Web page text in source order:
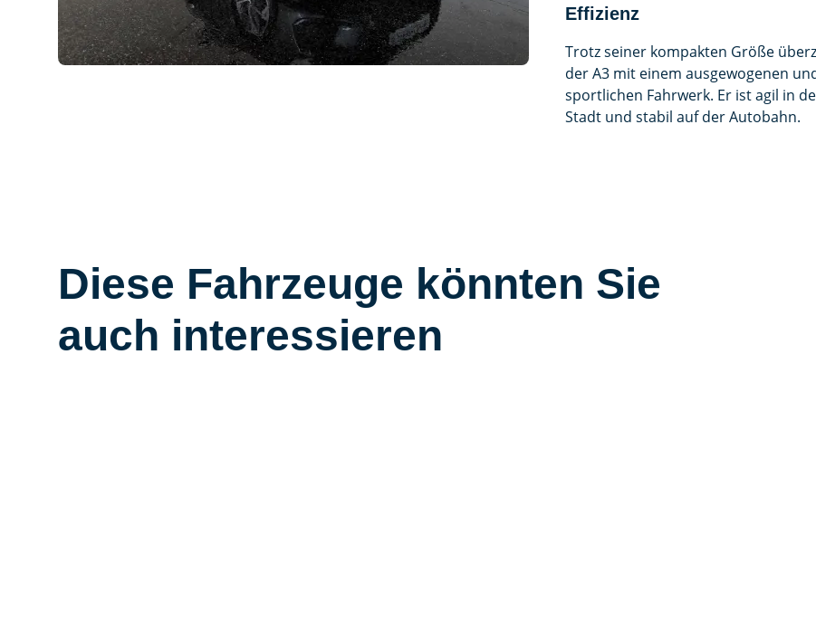
Effizienz
Trotz seiner kompakten Größe
der A3 mit einem ausgewogenen
sportlichen Fahrwerk. Er ist agil in
Stadt und stabil auf der Autobahn.
Diese Fahrzeuge könnten Sie
auch interessieren